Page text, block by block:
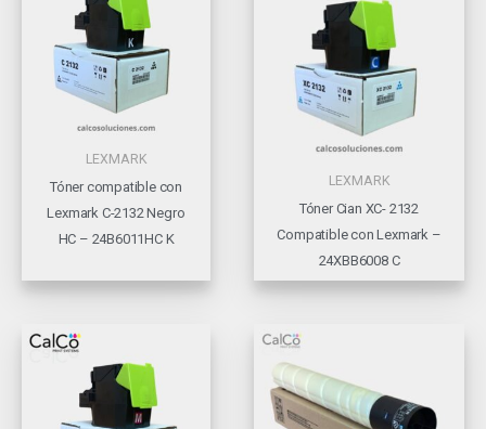
LEXMARK
Tóner compatible con
Lexmark C-2132 Negro
HC – 24B6011HC K
LEXMARK
Tóner Cian XC- 2132
Compatible con Lexmark –
24XBB6008 C